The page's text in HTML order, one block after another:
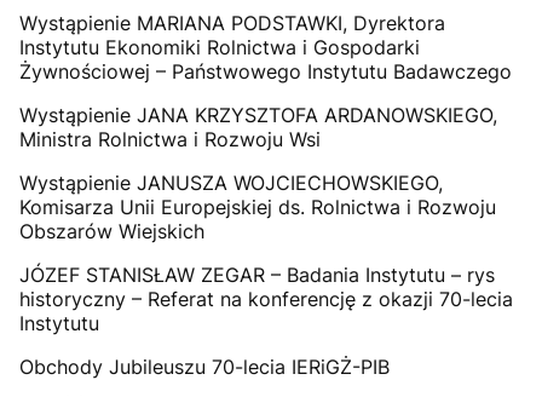
Wystąpienie MARIANA PODSTAWKI, Dyrektora
Instytutu Ekonomiki Rolnictwa i Gospodarki
Żywnościowej – Państwowego Instytutu Badawczego
Wystąpienie JANA KRZYSZTOFA ARDANOWSKIEGO,
Ministra Rolnictwa i Rozwoju Wsi
Wystąpienie JANUSZA WOJCIECHOWSKIEGO,
Komisarza Unii Europejskiej ds. Rolnictwa i Rozwoju
Obszarów Wiejskich
JÓZEF STANISŁAW ZEGAR – Badania Instytutu – rys
historyczny – Referat na konferencję z okazji 70-lecia
Instytutu
Obchody Jubileuszu 70-lecia IERiGŻ-PIB